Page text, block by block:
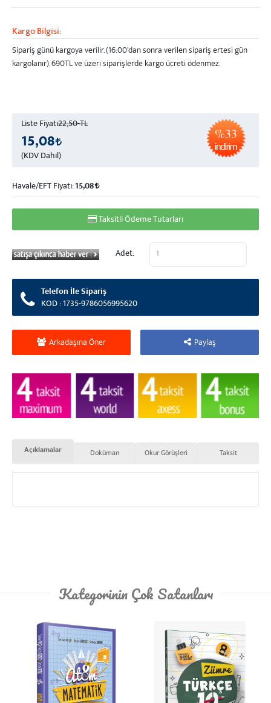
Kargo Bilgisi:
Sipariş günü kargoya verilir. (16:00'dan sonra verilen sipariş ertesi gün
kargolanır).690TL ve üzerisiparişlerde kargo ücreti ödenmez.
Arkadaşına Öner Paylaş
Telefon İle Sipariş
KOD : 1735-9786056995620
Liste Fiyatı22,50-TL
%33
15,08
(KDV Dahil)
Havale/EFT Fiyatı:15,08
Taksitli Ödeme Tutarları
Adet:
Açıklamalar Doküman Okur Görüşleri Taksit
Kategorinin Çok Satanları